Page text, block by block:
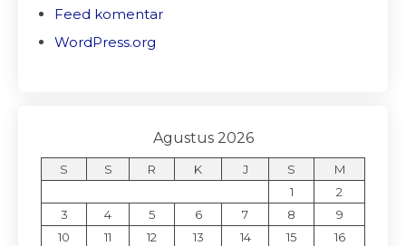
Feed komentar
WordPress.org
Agustus 2026
S S R K J S
M
1
2
3
4 5 6 7 8
9
10
11 12 13 14 15
16